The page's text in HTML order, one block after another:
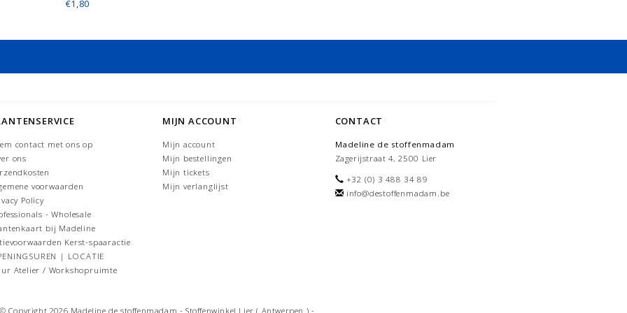
€1,80
contact met ons op
ons
voorwaarden
Policy
- Wholesale
bij Madeline
Kerst-spaaractie
| LOCATIE
Atelier / Workshopruimte
MIJN ACCOUNT
Mijn account
Mijn bestellingen
Mijn tickets
Mijn verlanglijst
CONTACT
Madeline de stoffenmadam
Zagerijstraat 4, 2500 Lier
+32 (0) 3 488 34 89
info@destoffenmadam.be
Copyright 2026 Madeline de stoffenmadam - Stoffenwinkel Lier ( Antwerpen ) -